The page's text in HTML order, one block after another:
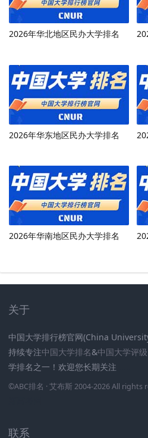
2026年华北地区民办大学排名
2026年华东地区民办大学排名
2026年华南地区民办大学排名
关于
中国大学排行榜官网(China
持续专注中国大学排名&中国大学评级
学排名之一！欢迎您长期关注
©ABC排名 · 艾布斯 2004-2026 All rights
联系